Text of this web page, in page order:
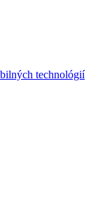
technológií